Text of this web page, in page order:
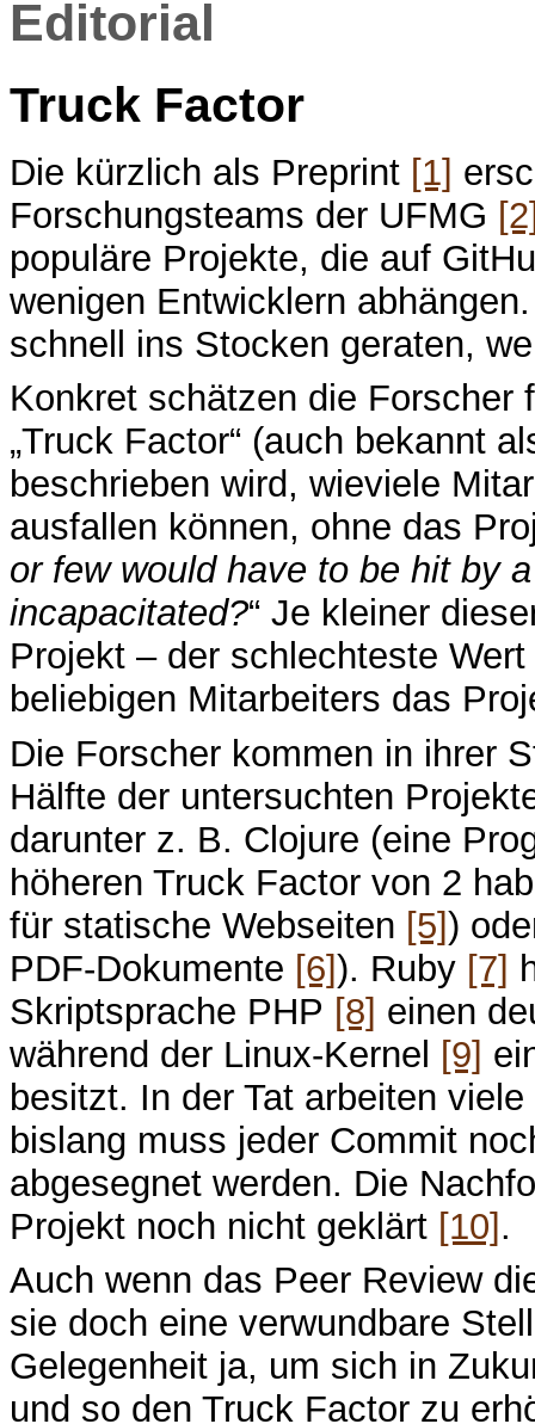
Editorial
Truck Factor
Die kürzlich als Preprint [1]
Forschungsteams der UFMG
populäre Projekte, die auf
wenigen Entwicklern
schnell ins Stocken geraten,
Konkret schätzen die Forscher
„Truck Factor“ (auch bekannt
beschrieben wird, wieviele
ausfallen können, ohne das
or few would have to be hit by
incapacitated?“ Je kleiner
Projekt – der schlechteste
beliebigen Mitarbeiters das
Die Forscher kommen in ihrer
Hälfte der untersuchten
darunter z. B. Clojure (eine
höheren Truck Factor von 2
für statische Webseiten [5])
PDF-Dokumente [6]). Ruby [7]
Skriptsprache PHP [8] einen
während der Linux-Kernel [9]
besitzt. In der Tat arbeiten
bislang muss jeder Commit
abgesegnet werden. Die
Projekt noch nicht geklärt [10].
Auch wenn das Peer Review
sie doch eine verwundbare
Gelegenheit ja, um sich in
und so den Truck Factor zu